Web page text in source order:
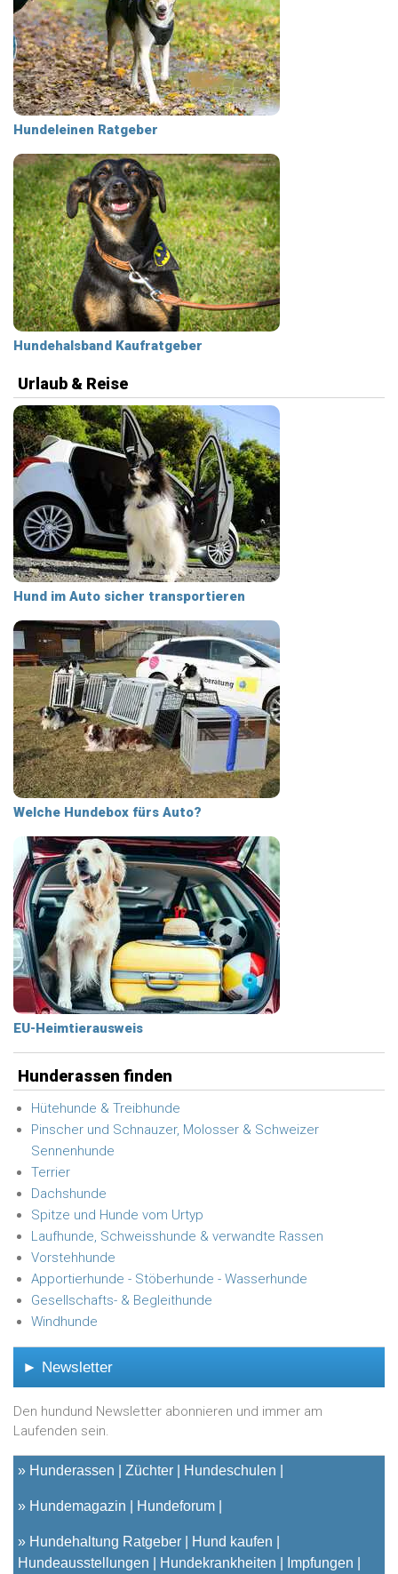
Hundeleinen Ratgeber
Hundehalsband Kaufratgeber
Urlaub & Reise
Hund im Auto sicher transportieren
Welche Hundebox fürs Auto?
EU-Heimtierausweis
Hunderassen finden
Hütehunde & Treibhunde
Pinscher und Schnauzer, Molosser & Schweizer
Sennenhunde
Terrier
Dachshunde
Spitze und Hunde vom Urtyp
Laufhunde, Schweisshunde & verwandte Rassen
Vorstehhunde
Apportierhunde - Stöberhunde - Wasserhunde
Gesellschafts- & Begleithunde
Windhunde
► Newsletter
Den hundund Newsletter abonnieren und immer am
Laufenden sein.
» Hunderassen Züchter Hundeschulen
» Hundemagazin Hundeforum
» Hundehaltung Ratgeber
Hund kaufen
Hundeausstellungen
Hundekrankheiten Impfungen